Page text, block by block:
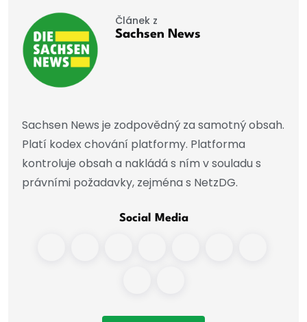
Článek z
Sachsen News
Sachsen News je zodpovědný za samotný obsah.
Platí kodex chování platformy. Platforma
kontroluje obsah a nakládá s ním v souladu s
právními požadavky, zejména s NetzDG.
Social Media